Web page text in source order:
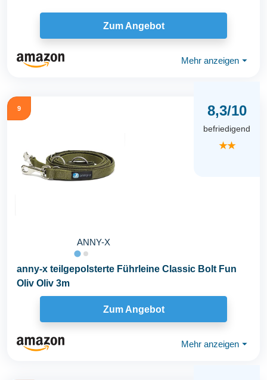
Zum Angebot
Mehr anzeigen ⏷
9
ANNY-X
8,3/10
befriedigend
★★
anny-x teilgepolsterte Führleine Classic Bolt Fun
Oliv Oliv 3m
Zum Angebot
Mehr anzeigen ⏷